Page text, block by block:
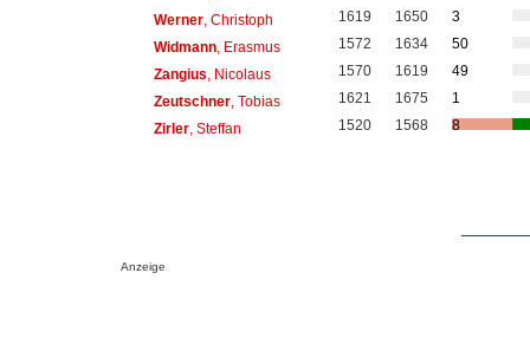
Werner, Christoph 1619 1650
3
Widmann, Erasmus 1572 1634
50
Zangius , Nicolaus 1570 1619
49
Zeutschner, Tobias 1621 1675
1
Zirler, Steffan 1520 1568 8
Anzeige